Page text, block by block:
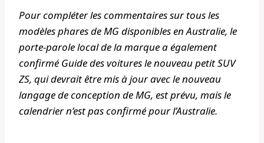
Pour compléter les commentaires sur tous les
modèles phares de MG disponibles en Australie, le
porte-parole local de la marque a également
confirmé Guide des voituresle nouveau petit SUV
ZS, qui devrait être mis à jour avec le nouveau
langage de conception de MG, est prévu, mais le
calendrier n’est pas confirmé pour l’Australie.